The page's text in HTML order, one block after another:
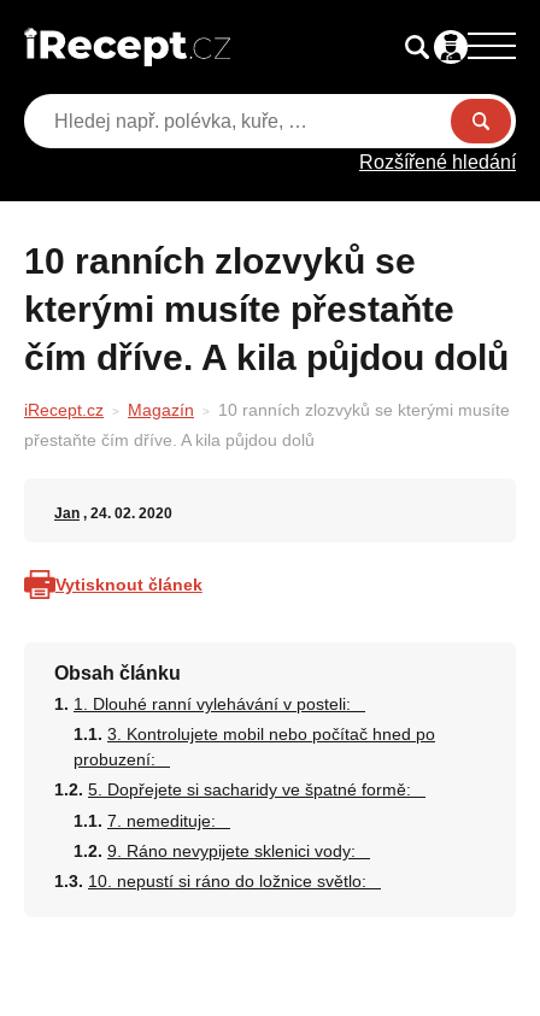
Rozšířené hledání
10 ranních zlozvyků se
kterými musíte přestaňte
čím dříve. A kila půjdou dolů
iRecept.cz Magazín
10 ranních zlozvyků se kterými musíte
přestaňte čím dříve. A kila půjdou dolů
Jan , 24. 02. 2020
Vytisknout článek
Obsah článku
1. Dlouhé ranní vylehávání v posteli:
3. Kontrolujete mobil nebo počítač hned po
probuzení:
5. Dopřejete si sacharidy ve špatné formě:
7. nemedituje:
9. Ráno nevypijete sklenici vody:
10. nepustí si ráno do ložnice světlo: